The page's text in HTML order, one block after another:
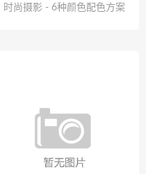
时尚摄影 - 6种颜色配色方案